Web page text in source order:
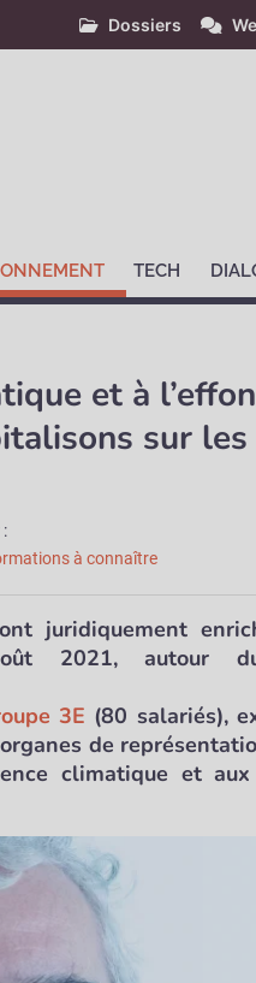
Dossiers
TECH
et à
sur les
à connaître
juridiquement
2021, autour
3E (80 salariés),
de
climatique et